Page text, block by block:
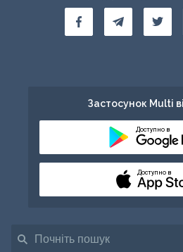
Застосунок Multi
Доступно в
Доступно в